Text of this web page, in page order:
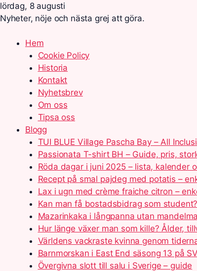
lördag, 8 augusti
Nyheter, nöje och nästa grej att göra.
Hem
Cookie Policy
Historia
Kontakt
Nyhetsbrev
Om oss
Tipsa oss
Blogg
TUI BLUE Village Pascha Bay – All
Passionata T-shirt BH – Guide, pris,
Röda dagar i juni 2025 – lista, kalender
Recept på smal pajdeg med potatis –
Lax i ugn med crème fraiche citron –
Kan man få bostadsbidrag som
Mazarinkaka i långpanna utan
Hur länge växer man som kille? Ålder,
Världens vackraste kvinna genom
Barnmorskan i East End säsong 13 på
Övergivna slott till salu i Sverige – guide